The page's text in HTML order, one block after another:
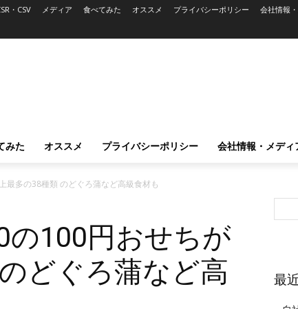
・CSV メディア 食べてみた オススメ プライバシーポリシー 会社情報
みた オススメ プライバシーポリシー 会社情報・メディ
最多の38種類 のどぐろ蒲など高級食材も
の100円おせちが
どぐろ蒲など高
最